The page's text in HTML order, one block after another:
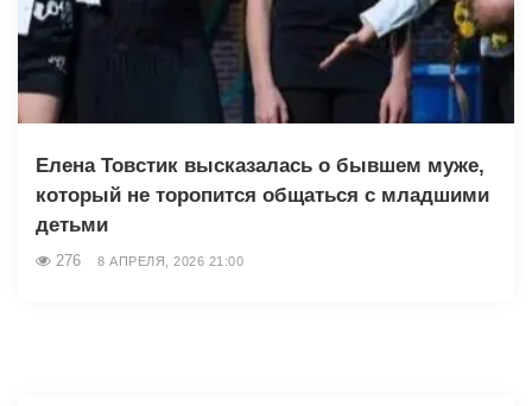
Елена Товстик высказалась о бывшем муже,
который не торопится общаться с младшими
детьми
276 8 АПРЕЛЯ, 2026 21:00